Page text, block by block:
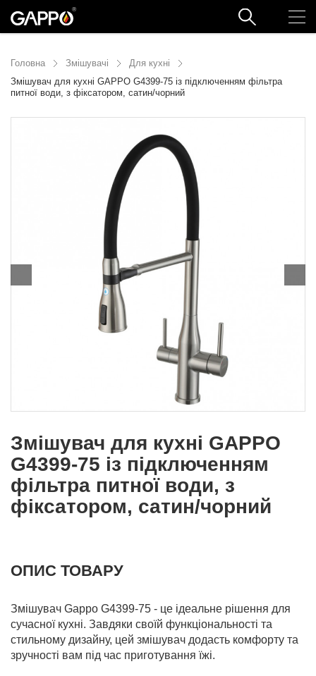
Головна Змішувачі
Для кухні
Змішувач для кухні GAPPO G4399-75 із підключенням фільтра
питної води, з фіксатором, сатин/чорний
Змішувач для кухні GAPPO
G4399-75 із підключенням
фільтра питної води, з
фіксатором, сатин/чорний
ОПИС ТОВАРУ
Змішувач Gappo G4399-75 - це ідеальне рішення для
сучасної кухні. Завдяки своїй функціональності та
стильному дизайну, цей змішувач додасть комфорту та
зручності вам під час приготування їжі.